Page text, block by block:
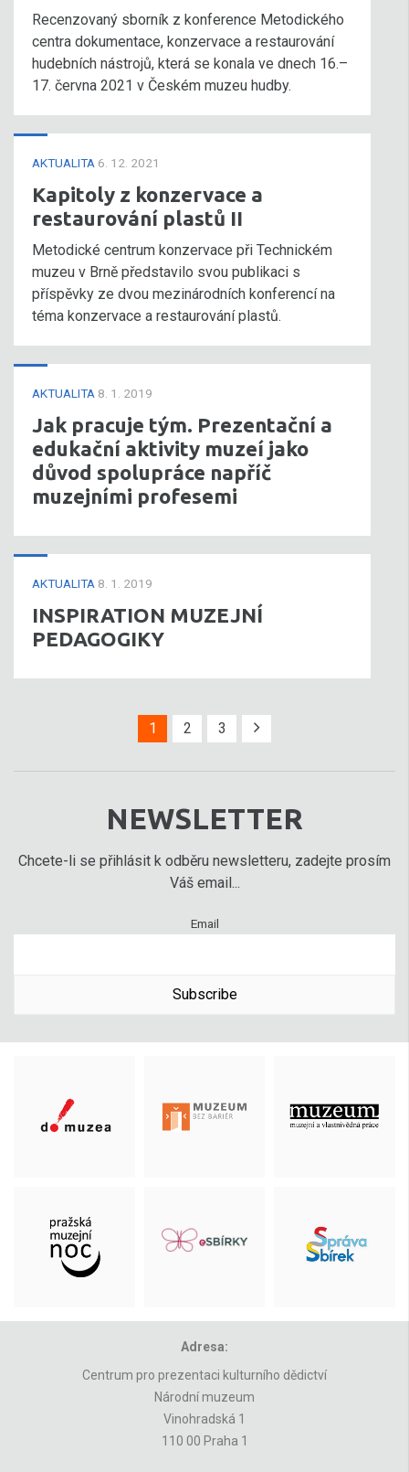
Recenzovaný sborník z konference Metodického
centra dokumentace, konzervace a restaurování
hudebních nástrojů, která se konala ve dnech 16.–
17. června 2021 v Českém muzeu hudby.
AKTUALITA 6. 12. 2021
Kapitoly z konzervace a
restaurování plastů II
Metodické centrum konzervace při Technickém
muzeu v Brně představilo svou publikaci s
příspěvky ze dvou mezinárodních konferencí na
téma konzervace a restaurování plastů.
AKTUALITA 8. 1. 2019
Jak pracuje tým. Prezentační a
edukační aktivity muzeí jako
důvod spolupráce napříč
muzejními profesemi
AKTUALITA 8. 1. 2019
INSPIRATION MUZEJNÍ
PEDAGOGIKY
1 2 3
NEWSLETTER
Chcete-li se přihlásit k odběru newsletteru, zadejte prosím
Váš email...
Email
Subscribe
Adresa:
Centrum pro prezentaci kulturního dědictví
Národní muzeum
Vinohradská 1
110 00 Praha 1